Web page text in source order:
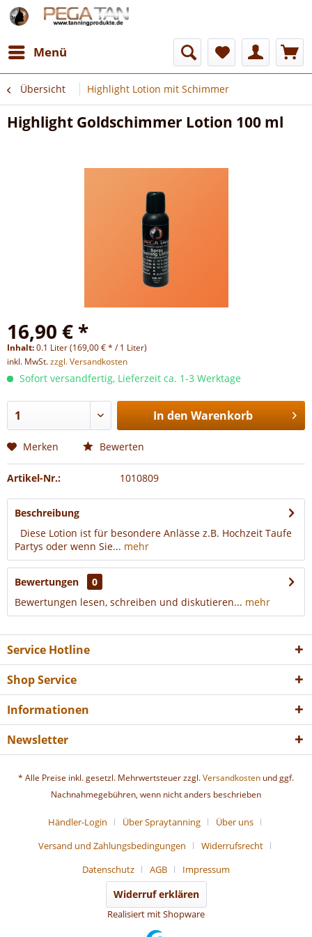
Menü
Übersicht Highlight Lotion mit Schimmer
Highlight Goldschimmer Lotion 100 ml
16,90 € *
Inhalt:0.1 Liter (169,00 € * / 1 Liter)
inkl. MwSt.zzgl. Versandkosten
Sofort versandfertig, Lieferzeit ca. 1-3 Werktage
In den Warenkorb
Merken Bewerten
Artikel-Nr.: 1010809
Beschreibung
Diese Lotion ist für besondere Anlässe z.B. Hochzeit Taufe
Partys oder wenn Sie... mehr
Bewertungen
0
Bewertungen lesen, schreiben und diskutieren... mehr
Service Hotline
Shop Service
Informationen
Newsletter
* Alle Preise inkl. gesetzl. Mehrwertsteuer zzgl.Versandkosten und ggf.
Nachnahmegebühren, wenn nicht anders beschrieben
Händler-Login Über Spraytanning
Über uns
Versand und Zahlungsbedingungen
Widerrufsrecht
Datenschutz
AGB Impressum
Widerruf erklären
Realisiert mit Shopware